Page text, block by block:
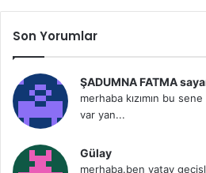
Son Yorumlar
ŞADUMNA FATMA
merhaba kızımın bu
var yan...
Gülay
merhaba.ben yatay